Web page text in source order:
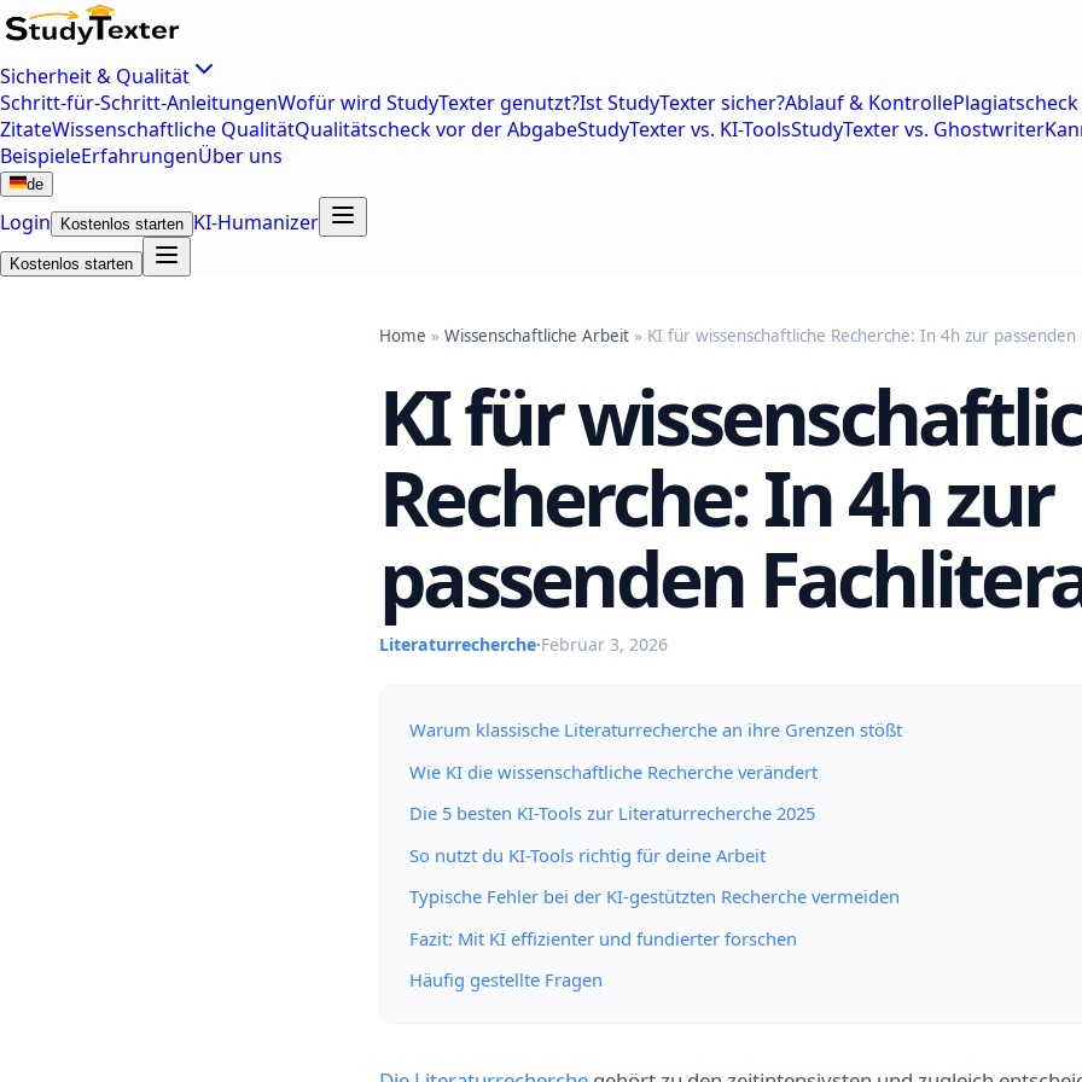
Sicherheit & Qualität
Schritt-für-Schritt-AnleitungenWofür wird StudyTexter genutzt?Ist StudyTexter sicher?Ablauf & Kontrolle
ZitateWissenschaftliche QualitätQualitätscheck vor der AbgabeStudyTexter vs. KI-ToolsStudyTexter vs. Ghostwriter
BeispieleErfahrungenÜber uns
de
Login Kostenlos starten KI-Humanizer
Kostenlos starten
Home » Wissenschaftliche Arbeit » KI für wissenschaftliche Recherche: In 4h zur
KI für
Recherche: In 4h zur
passenden
Literaturrecherche·Februar 3, 2026
Warum klassische Literaturrecherche an ihre Grenzen stößt
Wie KI die wissenschaftliche Recherche verändert
Die 5 besten KI-Tools zur Literaturrecherche 2025
So nutzt du KI-Tools richtig für deine Arbeit
Typische Fehler bei der KI-gestützten Recherche vermeiden
Fazit: Mit KI effizienter und fundierter forschen
Häufig gestellte Fragen